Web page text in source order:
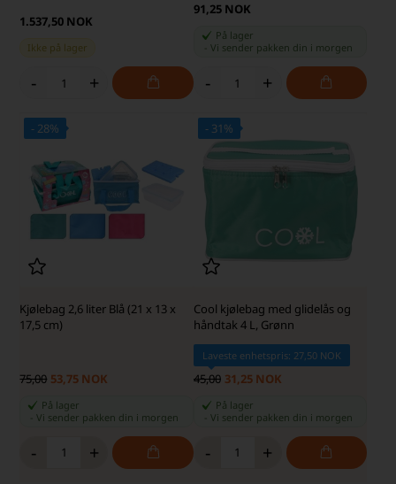
1.537,50 NOK
Ikke på lager
- +
91,25 NOK
På lager
Vi sender pakken din i morgen
- +
- 28%
Kjølebag 2,6 liter Blå (21 x 13 x
17,5 cm)
75,00 53,75 NOK
På lager
-Vi sender pakken din i morgen
- +
- 31%
Cool kjølebag med glidelås og
håndtak 4 L, Grønn
Laveste enhetspris: 27,50 NOK
45,00 31,25 NOK
På lager
Vi sender pakken din i morgen
- +